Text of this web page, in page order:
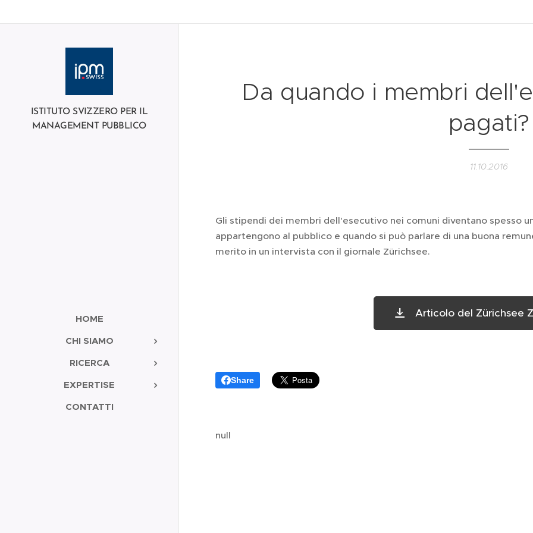
ISTITUTO SVIZZERO PER IL
MANAGEMENT PUBBLICO
HOME
CHI SIAMO
RICERCA
EXPERTISE
CONTATTI
Da quando i membri
pagati?
11.10.2016
Gli stipendi dei membri dell'esecutivo nei comuni diventano spesso
appartengono al pubblico e quando si può parlare di una buona
merito in un intervista con il giornale Zürichsee.
Articolo del Zürichsee
Share
null